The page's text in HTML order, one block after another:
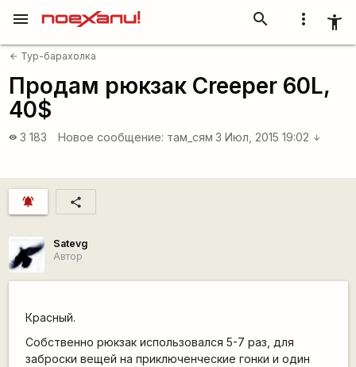
more_vert accessibility_new
search
menu
arrow_back Тур-барахолка
Продам рюкзак Creeper 60L,
40$
visibility 3 183 Новое сообщение: там_сям 3 Июл, 2015 19:02 arrow_downward
notifications_active share
Satevg
Автор
Красный.
Собственно рюкзак использовался 5-7 раз, для
заброски вещей на приключенческие гонки и один